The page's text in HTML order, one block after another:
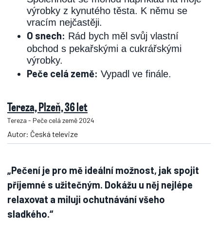
výrobky z kynutého těsta. K němu se
vracím nejčastěji.
O snech: Rád bych měl svůj vlastní
obchod s pekařskými a cukrářskými
výrobky.
Peče celá země: Vypadl ve finále.
Tereza, Plzeň, 36 let
Tereza - Peče celá země 2024
Autor: Česká televize
„Pečení je pro mě ideální možnost, jak spojit
příjemné s užitečným. Dokážu u něj nejlépe
relaxovat a miluji ochutnávání všeho
sladkého.“